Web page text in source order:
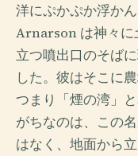
洋にぷかぷか浮か
Arnarson は神々に
立つ噴出口のそば
した。彼はそこに
つまり「煙の湾」
がちなのは、この
はなく、地面から